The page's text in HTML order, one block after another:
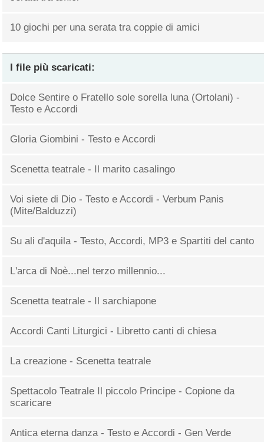
10 giochi per una serata tra coppie di amici
I file più scaricati:
Dolce Sentire o Fratello sole sorella luna (Ortolani) -
Testo e Accordi
Gloria Giombini - Testo e Accordi
Scenetta teatrale - Il marito casalingo
Voi siete di Dio - Testo e Accordi - Verbum Panis
(Mite/Balduzzi)
Su ali d'aquila - Testo, Accordi, MP3 e Spartiti del canto
L'arca di Noè...nel terzo millennio...
Scenetta teatrale - Il sarchiapone
Accordi Canti Liturgici - Libretto canti di chiesa
La creazione - Scenetta teatrale
Spettacolo Teatrale Il piccolo Principe - Copione da
scaricare
Antica eterna danza - Testo e Accordi - Gen Verde